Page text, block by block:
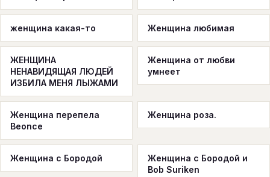
женщина какая-то Женщина любимая
ЖЕНЩИНА
НЕНАВИДЯЩАЯ ЛЮДЕЙ
ИЗБИЛА МЕНЯ ЛЫЖАМИ
Женщина от любви
умнеет
Женщина перепела
Beonce
Женщина роза.
Женщина с Бородой
Женщина с Бородой и
Bob Suriken